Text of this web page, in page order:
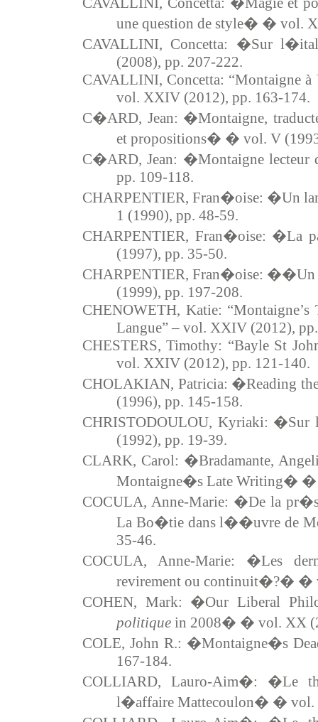
une question de style� � vol.
CAVALLINI, Concetta: �Sur
(2008), pp. 207-222.
CAVALLINI, Concetta: “Montaigne à
vol. XXIV (2012), pp. 163-174.
C�ARD, Jean: �Montaigne,
et propositions� � vol. V
C�ARD, Jean: �Montaigne
pp. 109-118.
CHARPENTIER, Fran�oise: �Un
1 (1990), pp. 48-59.
CHARPENTIER, Fran�oise: �La
(1997), pp. 35-50.
CHARPENTIER, Fran�oise:
(1999), pp. 197-208.
CHENOWETH, Katie:
Langue” – vol. XXIV (2012),
CHESTERS, Timothy: “Bayle St
vol. XXIV (2012), pp. 121-140.
CHOLAKIAN, Patricia: �Reading
(1996), pp. 145-158.
CHRISTODOULOU, Kyriaki:
(1992), pp. 19-39.
CLARK, Carol: �Bradamante,
Montaigne�s Late Writing� �
COCULA, Anne-Marie: �De la
La Bo�tie dans l��uvre de
35-46.
COCULA, Anne-Marie: �Les
revirement ou continuit�?� �
COHEN, Mark: �Our Liberal
politique in 2008� � vol. XX
COLE, John R.: �Montaigne�s
167-184.
COLLIARD, Lauro-Aim�: �Le
l�affaire Mattecoulon� � vol.